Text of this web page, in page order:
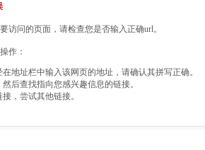
访问的页面，请检查您是否输入正确url。
作：
在地址栏中输入该网页的地址，请确认其拼写正确。
然后查找指向您感兴趣信息的链接。
接，尝试其他链接。